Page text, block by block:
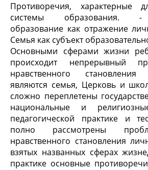
Противоречия, характерные
системы образования. -
образование как отражение
Семья как субъект
Основными сферами жизни
происходит непрерывный
нравственного
являются семья, Церковь и
сложно переплетены
национальные и
педагогической практике и
полно рассмотрены
нравственного становления
взятых названных сферах
практике основные